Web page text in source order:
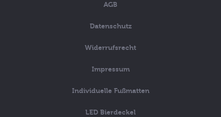
AGB
Datenschutz
Widerrufsrecht
Impressum
Individuelle Fußmatten
LED Bierdeckel